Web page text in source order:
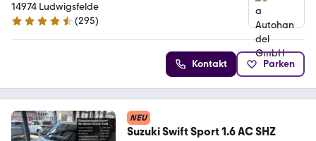
14974 Ludwigsfelde
4.7 Sterne
(295)
Kontakt Parken
NEU
Suzuki Swift Sport 1.6 AC SHZ